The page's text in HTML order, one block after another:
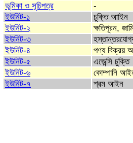
ভূমিকা ও সূচিপত্র
-
ইউনিট-১
চুক্তি আাইন
ইউনিট-২
ক্ষতিপূরন,
ইউনিট-৩
ইউনিট-৪
পণ্য বিক্রয়
ইউনিট-৫
এজেন্সি চুক্তি
ইউনিট-৬
কোম্পানি
ইউনিট-৭
শ্রম আইন